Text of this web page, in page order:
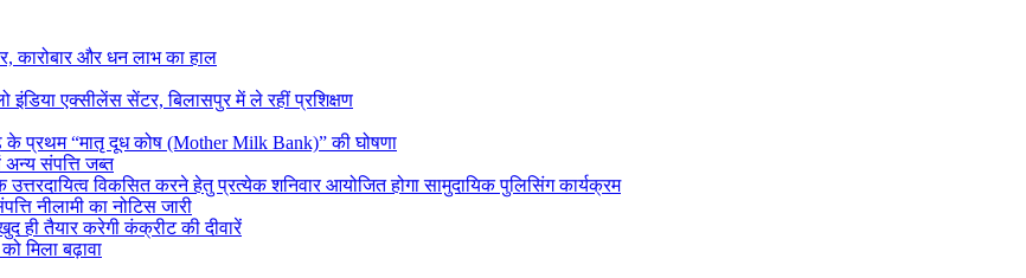
कारोबार और धन लाभ का हाल
इंडिया एक्सीलेंस सेंटर, बिलासपुर में ले रहीं प्रशिक्षण
प्रथम “मातृ दूध कोष (Mother Milk Bank)” की घोषणा
संपत्ति जब्त
उत्तरदायित्व विकसित करने हेतु प्रत्येक शनिवार आयोजित होगा सामुदायिक पुलिसिंग कार्यक्रम
नीलामी का नोटिस जारी
ही तैयार करेगी कंक्रीट की दीवारें
मिला बढ़ावा